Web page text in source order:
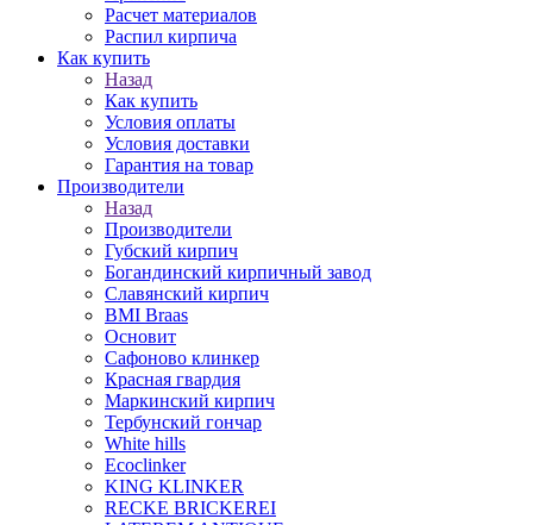
Расчет материалов
Распил кирпича
Как купить
Назад
Как купить
Условия оплаты
Условия доставки
Гарантия на товар
Производители
Назад
Производители
Губский кирпич
Богандинский кирпичный завод
Славянский кирпич
BMI Braas
Основит
Сафоново клинкер
Красная гвардия
Маркинский кирпич
Тербунский гончар
White hills
Ecoclinker
KING KLINKER
RECKE BRICKEREI